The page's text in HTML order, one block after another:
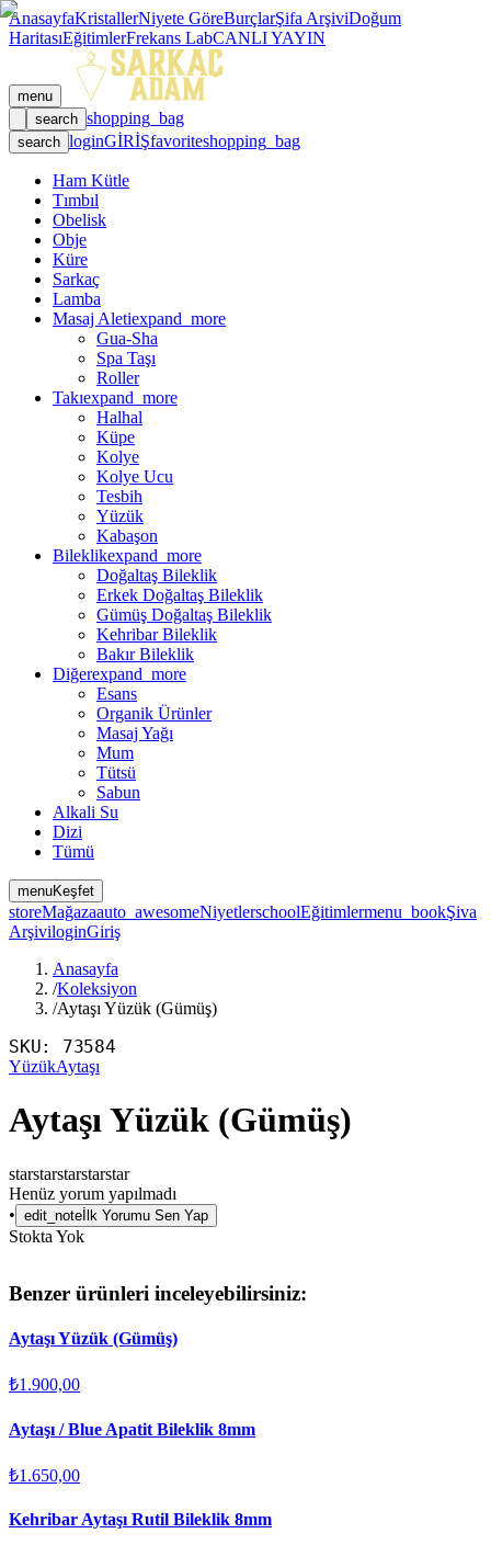
AnasayfaKristallerNiyete GöreBurçlarŞifa ArşiviDoğum
HaritasıEğitimlerFrekans LabCANLI YAYIN
menu
search shopping_bag
search loginGİRİŞfavoriteshopping_bag
Ham Kütle
Tımbıl
Obelisk
Obje
Küre
Sarkaç
Lamba
Masaj Aletiexpand_more
Gua-Sha
Spa Taşı
Roller
Takıexpand_more
Halhal
Küpe
Kolye
Kolye Ucu
Tesbih
Yüzük
Kabaşon
Bileklikexpand_more
Doğaltaş Bileklik
Erkek Doğaltaş Bileklik
Gümüş Doğaltaş Bileklik
Kehribar Bileklik
Bakır Bileklik
Diğerexpand_more
Esans
Organik Ürünler
Masaj Yağı
Mum
Tütsü
Sabun
Alkali Su
Dizi
Tümü
menuKeşfet
storeMağazaauto_awesomeNiyetlerschoolEğitimlermenu_bookŞiva
ArşiviloginGiriş
Anasayfa
/Koleksiyon
/Aytaşı Yüzük (Gümüş)
SKU: 73584
YüzükAytaşı
Aytaşı Yüzük (Gümüş)
starstarstarstarstar
Henüz yorum yapılmadı
• edit_note İlk Yorumu Sen Yap
Stokta Yok
Benzer ürünleri inceleyebilirsiniz:
Aytaşı Yüzük (Gümüş)
₺1.900,00
Aytaşı / Blue Apatit Bileklik 8mm
₺1.650,00
Kehribar Aytaşı Rutil Bileklik 8mm